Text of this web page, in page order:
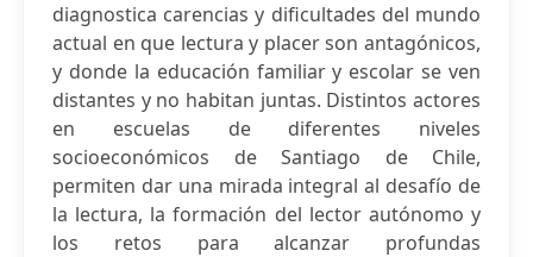
diagnostica carencias y dificultades del mundo
actual en que lectura y placer son antagónicos,
y donde la educación familiar y escolar se ven
distantes y no habitan juntas. Distintos actores
en escuelas de diferentes niveles
socioeconómicos de Santiago de Chile,
permiten dar una mirada integral al desafío de
la lectura, la formación del lector autónomo y
los retos para alcanzar profundas